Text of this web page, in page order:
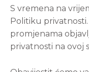
S vremena na
Politiku
promjenama
privatnosti na ovoj